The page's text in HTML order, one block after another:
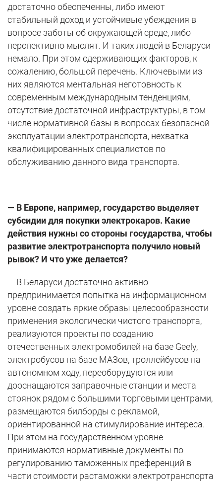
достаточно обеспеченны, либо имеют
стабильный доход и устойчивые убеждения в
вопросе заботы об окружающей среде, либо
перспективно мыслят. И таких людей в Беларуси
немало. При этом сдерживающих факторов, к
сожалению, большой перечень. Ключевыми из
них являются ментальная неготовность к
современным международным тенденциям,
отсутствие достаточной инфраструктуры, в том
числе нормативной базы в вопросах безопасной
эксплуатации электротранспорта, нехватка
квалифицированных специалистов по
обслуживанию данного вида транспорта.
— В Европе, например, государство выделяет
субсидии для покупки электрокаров. Какие
действия нужны со стороны государства, чтобы
развитие электротранспорта получило новый
рывок? И что уже делается?
— В Беларуси достаточно активно
предпринимается попытка на информационном
уровне создать яркие образы целесообразности
применения экологически чистого транспорта,
реализуются проекты по созданию
отечественных электромобилей на базе Geely,
электробусов на базе МАЗов, троллейбусов на
автономном ходу, переоборудуются или
дооснащаются заправочные станции и места
стоянок рядом с большими торговыми центрами,
размещаются билборды с рекламой,
ориентированной на стимулирование интереса.
При этом на государственном уровне
принимаются нормативные документы по
регулированию таможенных преференций в
части стоимости растаможки электротранспорта